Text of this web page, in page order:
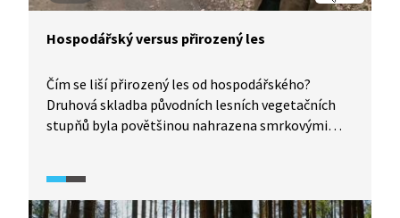
Hospodářský versus přirozený les
Čím se liší přirozený les od hospodářského?
Druhová skladba původních lesních vegetačních
stupňů byla povětšinou nahrazena smrkovými
či lužní lesy, znamená tato změna ztrátu
biodiverzity a obranyschopnosti proti škůdcům,